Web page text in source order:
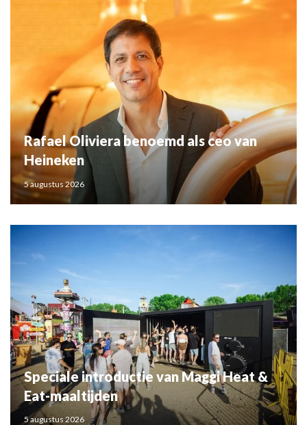
Rafael Oliviera benoemd als ceo van
Heineken
5 augustus 2026
Speciale introductie van Maggi Heat &
Eat-maaltijden
5 augustus 2026